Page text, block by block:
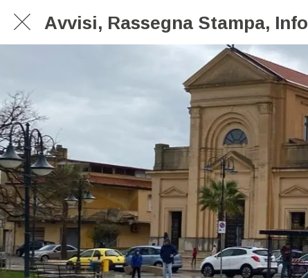
Avvisi, Rassegna Stampa, Info